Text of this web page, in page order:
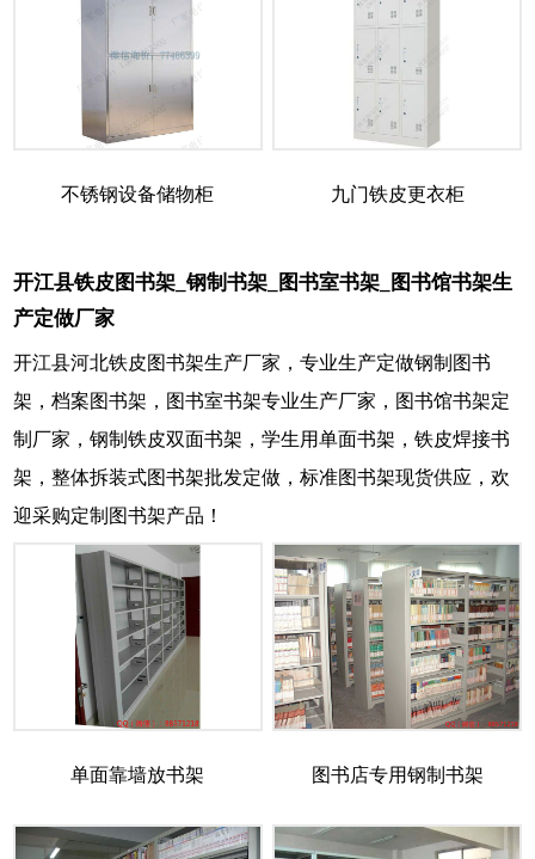
不锈钢设备储物柜 九门铁皮更衣柜
开江县铁皮图书架_钢制书架_图书室书架_图书馆书架生
产定做厂家
开江县河北铁皮图书架生产厂家，专业生产定做钢制图书
架，档案图书架，图书室书架专业生产厂家，图书馆书架定
制厂家，钢制铁皮双面书架，学生用单面书架，铁皮焊接书
架，整体拆装式图书架批发定做，标准图书架现货供应，欢
迎采购定制图书架产品！
单面靠墙放书架 图书店专用钢制书架